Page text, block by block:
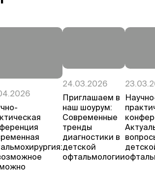
24.03.2026
Приглашаем в
наш шоурум:
Современные
тренды
диагностики в
детской
офтальмологии